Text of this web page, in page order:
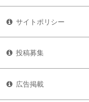
サイトポリシー
投稿募集
広告掲載